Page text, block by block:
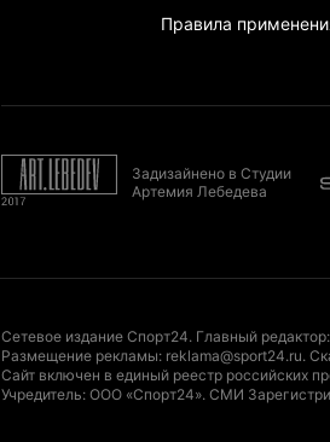
Правила
Задизайнено в Студии
Артемия Лебедева
Сетевое издание Спорт24. Главный
Размещение рекламы: reklama@sport24.ru.
Сайт включен в единый реестр российских
Учредитель: ООО «Спорт24». СМИ